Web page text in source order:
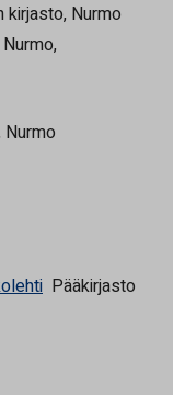
kirjasto, Nurmo
Pääkirjasto